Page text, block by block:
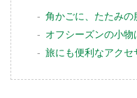
角かごに、たたみの
オフシーズンの小物
旅にも便利なアクセ